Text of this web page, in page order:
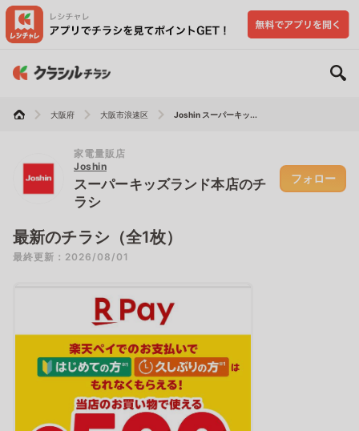
大阪府 大阪市浪速区 Joshin スーパーキッ...
家電量販店
Joshin
スーパーキッズランド本店のチ
ラシ
フォロー
最新のチラシ（全1枚）
最終更新：2026/08/01